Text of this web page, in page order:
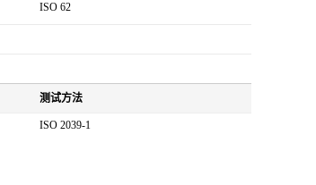
ISO 62
测试方法
ISO 2039-1